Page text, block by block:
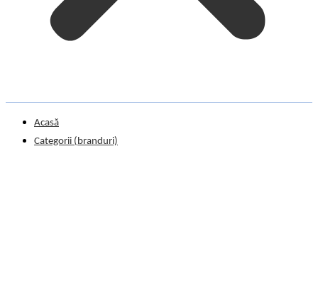
Acasă
Categorii (branduri)